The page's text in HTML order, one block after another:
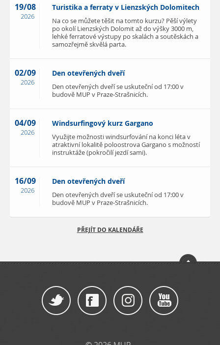
19/08
2026
Turistika a ferraty v Lienzských Dolomitech
Na co se můžete těšit na tomto kurzu? Pěší výlety
po okolí Lienzských Dolomit až do výšky 3000 m,
lehké ferratové výstupy po skalách a soutěskách a
samozřejmě skvělá parta.
02/09
2026
Den otevřených dveří
Den otevřených dveří se uskuteční od 17:00 v
budově MUP v Praze-Strašnicích.
04/09
2026
Windsurfingový kurz Gargano
Využijte možnosti windsurfování na konci léta v
atraktivní lokalitě poloostrova Gargano s možností
instruktáže (pokročilí jezdí sami).
16/09
2026
Den otevřených dveří
Den otevřených dveří se uskuteční od 17:00 v
budově MUP v Praze-Strašnicích.
PŘEJÍT DO KALENDÁŘE